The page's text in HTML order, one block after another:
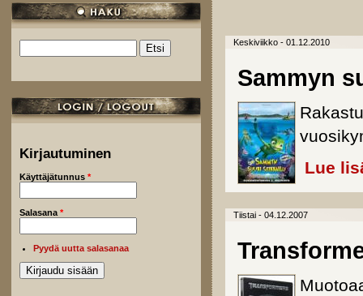
Hakulomake
Kirjautuminen
Käyttäjätunnus *
Salasana *
Pyydä uutta salasanaa
Keskiviikko - 01.12.2010
Sammyn
Lue
Tiistai - 04.12.2007